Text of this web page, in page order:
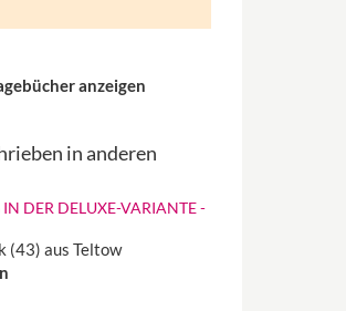
anzeigen
in anderen
IN DER DELUXE-VARIANTE -
(43) aus Teltow